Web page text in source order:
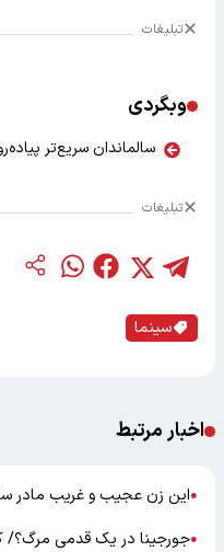
تبلیغات
وبگردی
سالماندان سریع‌تر
تبلیغات
سینما
اخبار مرتبط
●این زن عجیب و غریب مادر
●جورجینا در یک قدمی مرگ؟/